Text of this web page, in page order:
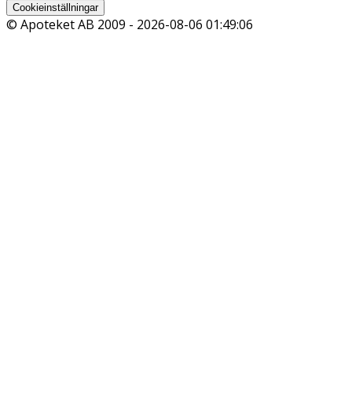
Cookieinställningar
© Apoteket AB 2009 - 2026-08-06 01:49:06